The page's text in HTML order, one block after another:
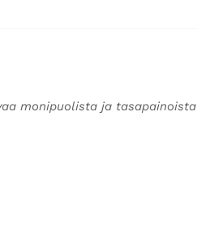
monipuolista ja tasapainoista